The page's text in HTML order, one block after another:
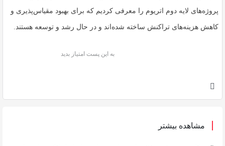
پروژه‌های لایه دوم اتریوم را معرفی کردیم که برای بهبود مقیاس‌پذیری و
کاهش هزینه‌های تراکنش ساخته شده‌اند و در حال رشد و توسعه هستند.
به این پست امتیاز بدید
مشاهده بیشتر